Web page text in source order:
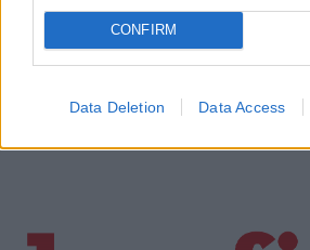
CONFIRM
Data Deletion Data Access